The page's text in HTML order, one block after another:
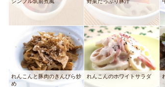
れんこんと豚肉のきんぴら炒
め
れんこんのホワイトサラダ